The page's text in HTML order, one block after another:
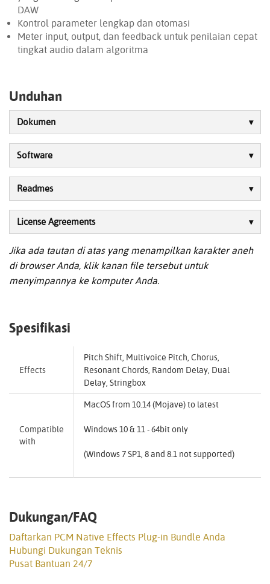
DAW
Kontrol parameter lengkap dan otomasi
Meter input, output, dan feedback untuk penilaian cepat
tingkat audio dalam algoritma
Unduhan
Dokumen
Software
Readmes
License Agreements
Jika ada tautan di atas yang menampilkan karakter aneh
di browser Anda, klik kanan file tersebut untuk
menyimpannya ke komputer Anda.
Spesifikasi
Effects
Pitch Shift, Multivoice Pitch, Chorus,
Resonant Chords, Random Delay, Dual
Delay, Stringbox
Compatible
with
MacOS from 10.14 (Mojave) to latest
Windows 10 & 11 - 64bit only
(Windows 7 SP1, 8 and 8.1 not supported)
Dukungan/FAQ
Daftarkan PCM Native Effects Plug-in Bundle Anda
Hubungi Dukungan Teknis
Pusat Bantuan 24/7